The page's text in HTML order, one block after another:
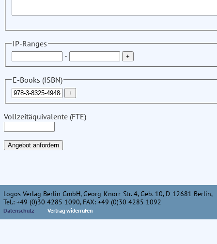
IP-Ranges
-
E-Books (ISBN)
Vollzeitäquivalente (FTE)
Logos Verlag Berlin GmbH, Georg-Knorr-Str. 4, Geb. 10, D-12681 Berlin,
Tel.: +49 (0)30 4285 1090, FAX: +49 (0)30 4285 1092
Datenschutz Vertrag widerrufen